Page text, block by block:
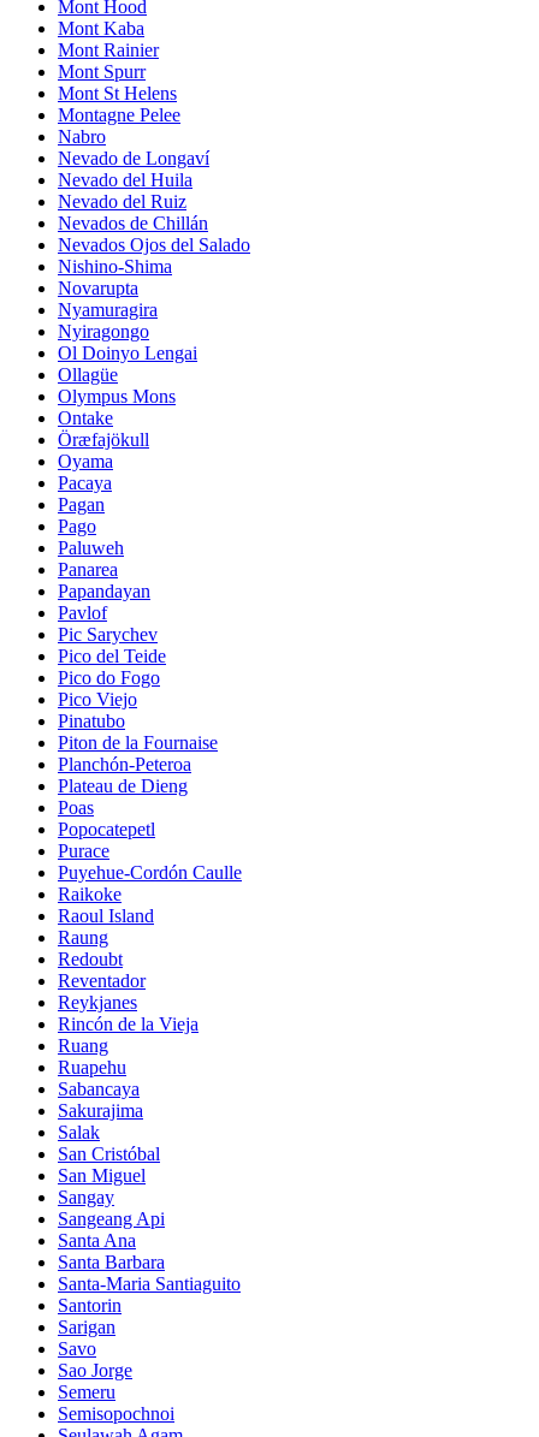
Mont Hood
Mont Kaba
Mont Rainier
Mont Spurr
Mont St Helens
Montagne Pelee
Nabro
Nevado de Longaví
Nevado del Huila
Nevado del Ruiz
Nevados de Chillán
Nevados Ojos del Salado
Nishino-Shima
Novarupta
Nyamuragira
Nyiragongo
Ol Doinyo Lengai
Ollagüe
Olympus Mons
Ontake
Öræfajökull
Oyama
Pacaya
Pagan
Pago
Paluweh
Panarea
Papandayan
Pavlof
Pic Sarychev
Pico del Teide
Pico do Fogo
Pico Viejo
Pinatubo
Piton de la Fournaise
Planchón-Peteroa
Plateau de Dieng
Poas
Popocatepetl
Purace
Puyehue-Cordón Caulle
Raikoke
Raoul Island
Raung
Redoubt
Reventador
Reykjanes
Rincón de la Vieja
Ruang
Ruapehu
Sabancaya
Sakurajima
Salak
San Cristóbal
San Miguel
Sangay
Sangeang Api
Santa Ana
Santa Barbara
Santa-Maria Santiaguito
Santorin
Sarigan
Savo
Sao Jorge
Semeru
Semisopochnoi